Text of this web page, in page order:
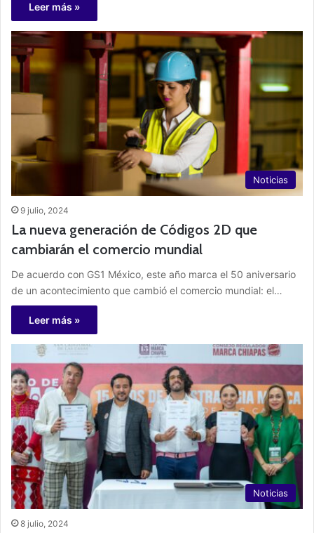
Leer más »
Noticias
9 julio, 2024
La nueva generación de Códigos 2D que
cambiarán el comercio mundial
De acuerdo con GS1 México, este año marca el 50 aniversario
de un acontecimiento que cambió el comercio mundial: el…
Leer más »
Noticias
8 julio, 2024